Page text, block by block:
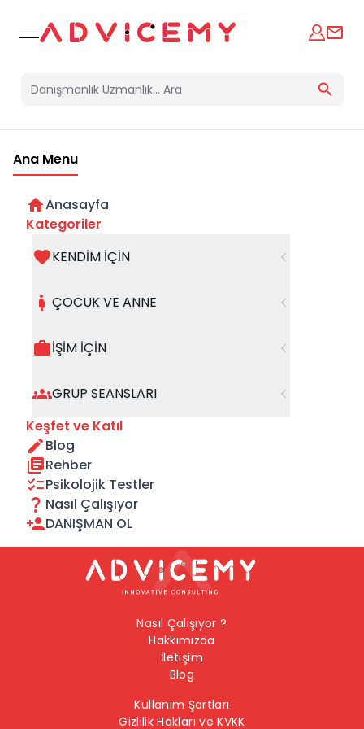
Ana Menu
Anasayfa
Kategoriler
KENDİM İÇİN
ÇOCUK VE ANNE
İŞİM İÇİN
GRUP SEANSLARI
Keşfet ve Katıl
Blog
Rehber
Psikolojik Testler
Nasıl Çalışıyor
DANIŞMAN OL
halinde whatsapp hattımızdan iletişime
Nasıl Çalışıyor ?
Hakkımızda
İletişim
Blog
Kullanım Şartları
Gizlilik Hakları ve KVKK